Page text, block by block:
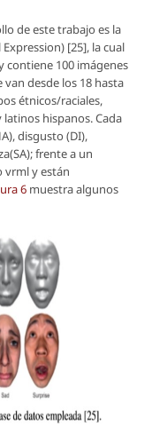
de este trabajo es la
[25], la cual
contiene 100 imágenes
desde los 18 hasta
étnicos/raciales,
hispanos. Cada
disgusto (DI),
frente a un
vrml y están
6 muestra algunos